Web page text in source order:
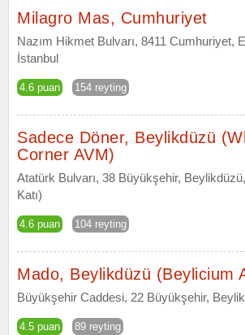
Milagro Mas, Cumhuriyet
Nazım Hikmet Bulvarı, 8411 Cumhuriyet,
İstanbul
4.6 puan 154 reyting
Sadece Döner, Beylikdüzü
Corner AVM)
Atatürk Bulvarı, 38 Büyükşehir,
Katı)
4.6 puan 104 reyting
Mado, Beylikdüzü (Beylicium
Büyükşehir Caddesi, 22 Büyükşehir,
4.5 puan 89 reyting